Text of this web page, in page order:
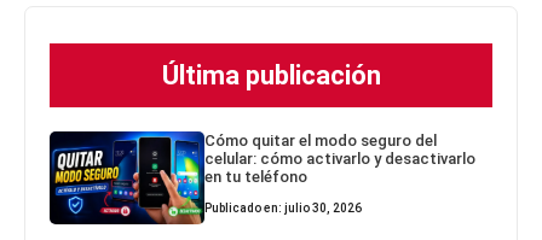
Última publicación
Cómo quitar el modo seguro del
celular: cómo activarlo y desactivarlo
en tu teléfono
Publicado en: julio 30, 2026